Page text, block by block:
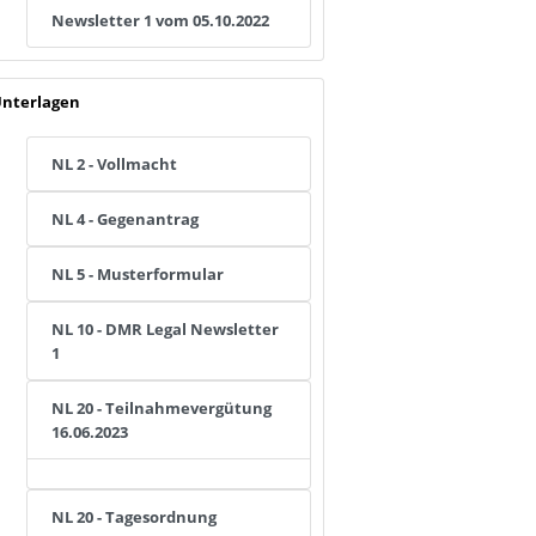
Newsletter 1 vom 05.10.2022
NL 2 - Vollmacht
NL 4 - Gegenantrag
NL 5 - Musterformular
NL 10 - DMR Legal Newsletter
1
NL 20 - Teilnahmevergütung
16.06.2023
NL 20 - Tagesordnung